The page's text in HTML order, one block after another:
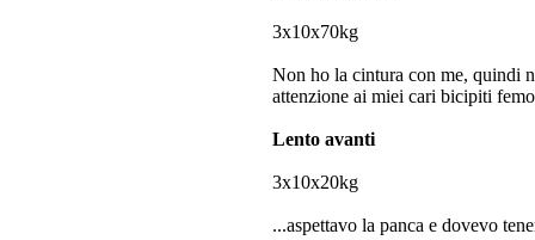
3x10x70kg
Non ho la cintura con me, quindi
attenzione ai miei cari bicipiti
Lento avanti
3x10x20kg
...aspettavo la panca e dovevo